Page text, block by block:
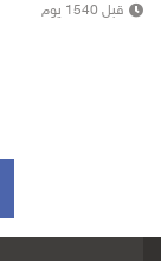
قبل 1540 يوم